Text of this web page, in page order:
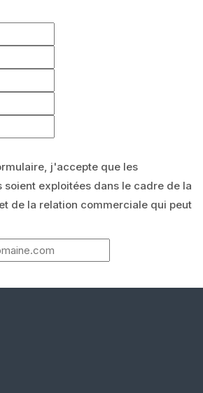
j'accepte que les
soient exploitées dans le cadre de la
de la relation commerciale qui peut